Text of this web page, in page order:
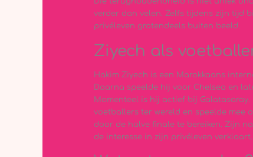
verder dan velen. Zelfs tijdens zijn tijd
privéleven grotendeels buiten beeld.
Ziyech als
Hakim Ziyech is een Marokkaans
Daarna speelde hij voor Chelsea en
Momenteel is hij actief bij
voetballers ter wereld en speelde mee
door de halve finale te bereiken. Zijn
de interesse in zijn privéleven verklaart.